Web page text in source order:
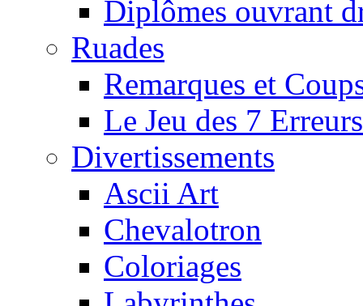
Diplômes ouvrant
Ruades
Remarques et
Le Jeu des 7 Erreurs
Divertissements
Ascii Art
Chevalotron
Coloriages